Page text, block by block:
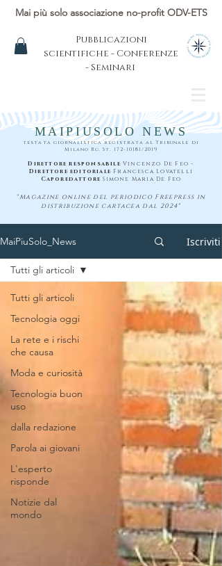
Mai più solo associazione no-profit ODV-ETS
Pubblicazioni
scientifiche - Conferenze
- Seminari
MAIPIUSOLO NEWS
testata giornalistica registrata al Tribunale di
Milano Rg. St. 172-10181 /2019
Direttore responsabile Vincenzo De Feo -
Direttore editoriale Francesca Lovatelli
Caporedattore Simone Maria De Feo
"Magazine online del periodico Freepress in
distribuzione cartacea dal 2024"
MaiPiuSolo_News Iscriviti
Tutti gli articoli
Tecnologia oggi
La rete e i rischi
che causa
Moda e curiosità
Tecnologia buon
uso
dalla redazione
Parola ai giovani
L'esperto
risponde
Notizie dal
mondo
Tutti gli articoli